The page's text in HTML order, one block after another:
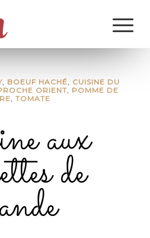
, BOEUF HACHÉ, CUISINE DU
ORIENT, POMME DE
,TOMATE
aux
de